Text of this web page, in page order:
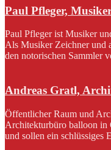
Paul Pfleger,
Paul Pfleger ist Musiker
Als Musiker Zeichner und
den notorischen Sammler
Andreas Gratl,
Öffentlicher Raum und
Architekturbüro balloon in
und sollen ein schlüssiges